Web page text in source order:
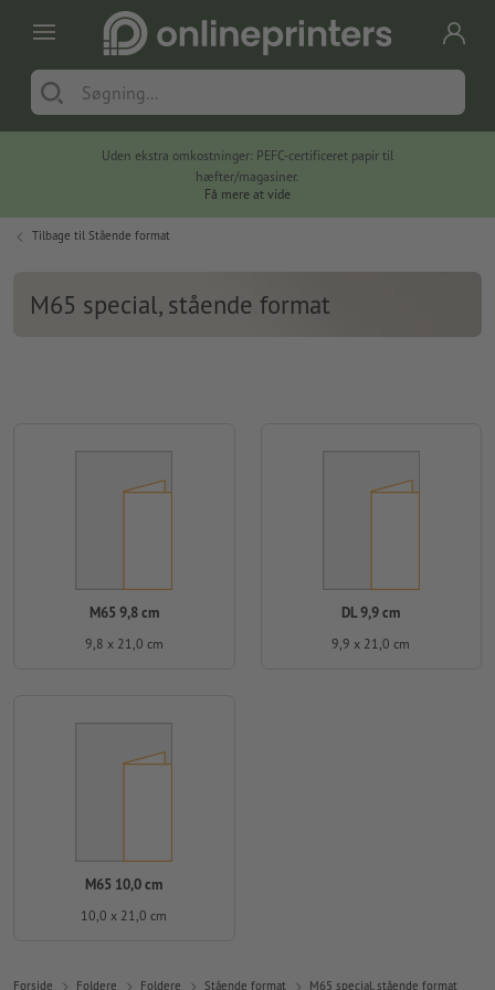
Uden ekstra omkostninger: PEFC-certificeret papir til
hæfter/magasiner.
Få mere at vide
Tilbage til Stående format
M65 special, stående format
M65 9,8 cm
9,8 x 21,0 cm
DL 9,9 cm
9,9 x 21,0 cm
M65 10,0 cm
10,0 x 21,0 cm
Forside Foldere Foldere Stående format M65 special, stående format